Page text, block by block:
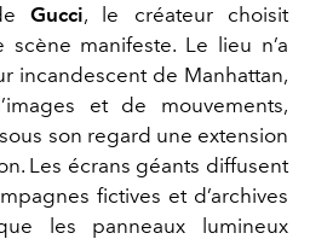
Gucci, le créateur choisit
manifeste. Le lieu n’a
incandescent de Manhattan,
et de mouvements,
son regard une extension
Les écrans géants diffusent
fictives et d’archives
les panneaux lumineux